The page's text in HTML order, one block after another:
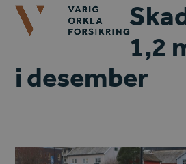
Skip
content
Open
mobile
menu
Close
mobile
menu
1,2
i desember